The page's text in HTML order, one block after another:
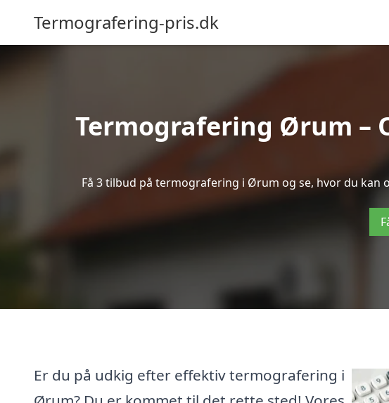
Termografering-pris.dk
Termografering Ørum –
Få 3 tilbud på termografering i Ørum og se, hvor du
Er du på udkig efter effektiv termografering i